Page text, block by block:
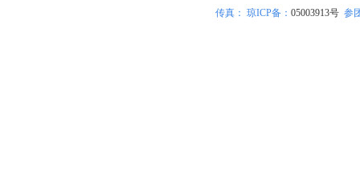
传真： 琼ICP备： 05003913号参